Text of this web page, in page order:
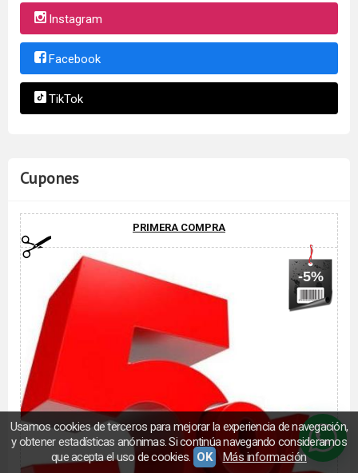
Instagram
Facebook
TikTok
Cupones
PRIMERA COMPRA
-5%
Usamos cookies de terceros para mejorar la experiencia de navegación,
y obtener estadísticas anónimas. Si continúa navegando consideramos
que acepta el uso de cookies. OK Más información